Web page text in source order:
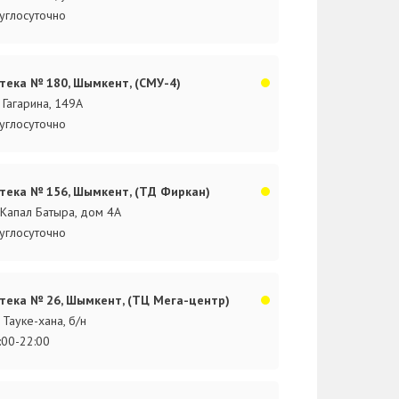
№ 180, Шымкент, (СМУ-4)
Гагарина, 149А
№ 156, Шымкент, (ТД Фиркан)
Батыра, дом 4А
№ 26, Шымкент, (ТЦ Мега-центр)
Тауке-хана, б/н
22:00